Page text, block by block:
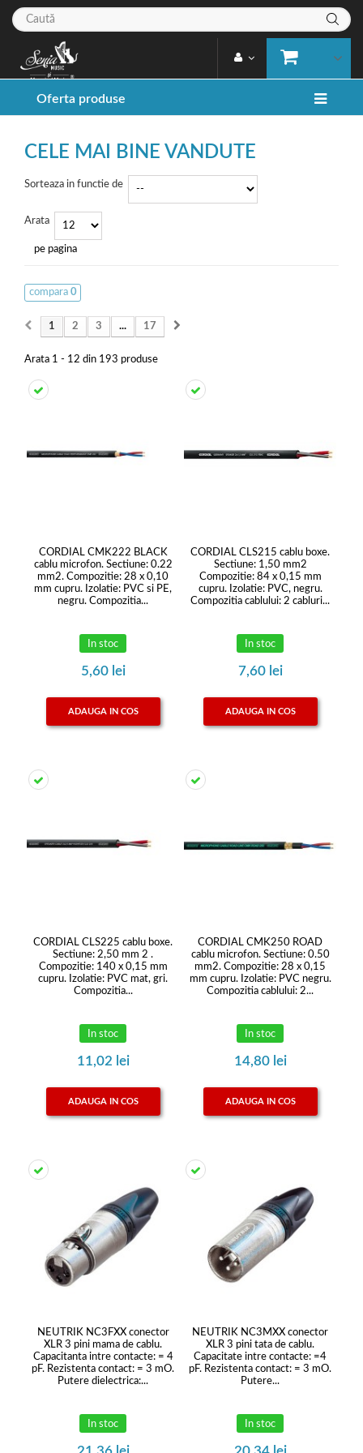
Oferta produse
CELE MAI BINE VANDUTE
Sorteaza in functie de
Arata
pe pagina
compara 0
1 2 3 ... 17
Arata 1 - 12 din 193 produse
CORDIAL CMK222 BLACK
cablu microfon. Sectiune: 0.22
mm2. Compozitie: 28 x 0,10
mm cupru. Izolatie: PVC si PE,
negru. Compozitia...
In stoc
5,60 lei
ADAUGA IN COS
CORDIAL CLS215 cablu boxe.
Sectiune: 1,50 mm2
Compozitie: 84 x 0,15 mm
cupru. Izolatie: PVC, negru.
Compozitia cablului: 2 cabluri...
In stoc
7,60 lei
ADAUGA IN COS
CORDIAL CLS225 cablu boxe.
Sectiune: 2,50 mm 2 .
Compozitie: 140 x 0,15 mm
cupru. Izolatie: PVC mat, gri.
Compozitia...
In stoc
11,02 lei
ADAUGA IN COS
CORDIAL CMK250 ROAD
cablu microfon. Sectiune: 0.50
mm2. Compozitie: 28 x 0,15
mm cupru. Izolatie: PVC negru.
Compozitia cablului: 2...
In stoc
14,80 lei
ADAUGA IN COS
NEUTRIK NC3FXX conector
XLR 3 pini mama de cablu.
Capacitanta intre contacte: = 4
pF. Rezistenta contact: = 3 mO.
Putere dielectrica:...
In stoc
NEUTRIK NC3MXX conector
XLR 3 pini tata de cablu.
Capacitate intre contacte: =4
pF. Rezistenta contact: = 3 mO.
Putere...
In stoc